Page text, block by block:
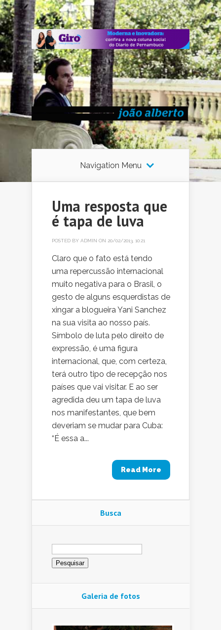
Navigation Menu
Uma resposta que
é tapa de luva
POSTED BY ADMIN ON 20/02/2013, 10:21
Claro que o fato está tendo
uma repercussão internacional
muito negativa para o Brasil, o
gesto de alguns esquerdistas de
xingar a blogueira Yani Sanchez
na sua visita ao nosso país.
Símbolo de luta pelo direito de
expressão, é uma figura
internacional, que, com certeza,
terá outro tipo de recepção nos
países que vai visitar. E ao ser
agredida deu um tapa de luva
nos manifestantes, que bem
deveriam se mudar para Cuba:
“É essa a...
Read More
Busca
Pesquisar
por:
Galeria de fotos